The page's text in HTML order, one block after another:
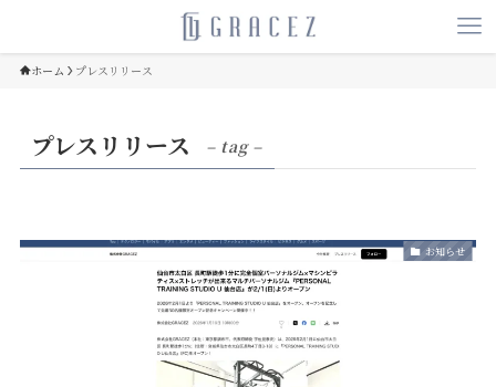
ホーム プレスリリース
プレスリリース – tag –
お知らせ